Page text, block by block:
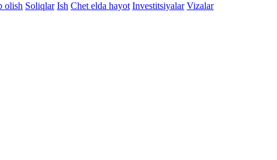
olish Soliqlar Ish Chet elda hayot Investitsiyalar Vizalar